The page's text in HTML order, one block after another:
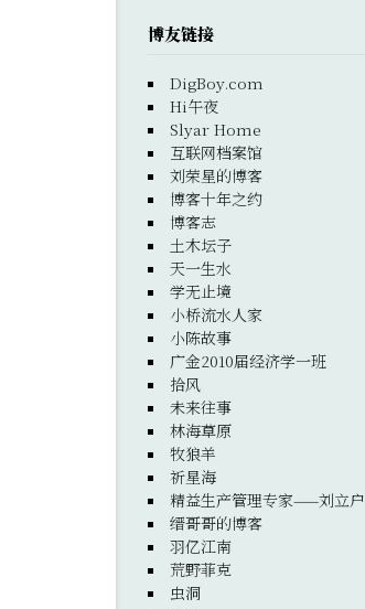
博友链接
DigBoy.com
Hi午夜
Slyar Home
互联网档案馆
刘荣星的博客
博客十年之约
博客志
土木坛子
天一生水
学无止境
小桥流水人家
小陈故事
广金2010届经济学一班
拾风
未来往事
林海草原
牧狼羊
祈星海
精益生产管理专家——刘立户
缙哥哥的博客
羽亿江南
荒野菲克
虫洞